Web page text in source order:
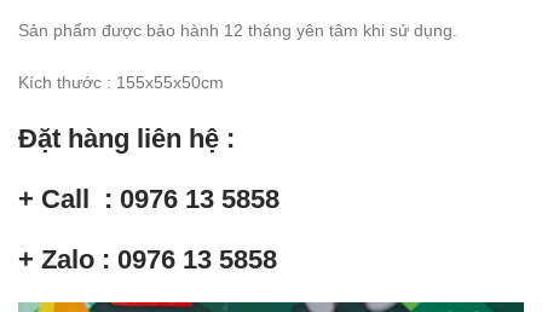
Sản phẩm được bảo hành 12 tháng yên tâm khi sử dụng.
Kích thước : 155x55x50cm
Đặt hàng liên hệ :
+ Call : 0976 13 5858
+ Zalo : 0976 13 5858